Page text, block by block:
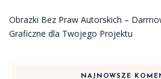
Obrazki Bez Praw Autorskich –
Graficzne dla Twojego Projektu
NAJNOWSZE